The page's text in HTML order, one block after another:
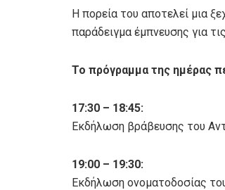
Η πορεία του αποτελεί μια
παράδειγμα έμπνευσης για
Το πρόγραμμα της ημέρας
17:30 – 18:45:
Εκδήλωση βράβευσης του
19:00 – 19:30:
Εκδήλωση ονοματοδοσίας